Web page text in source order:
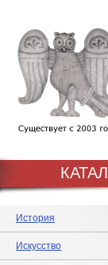
История
Искусство